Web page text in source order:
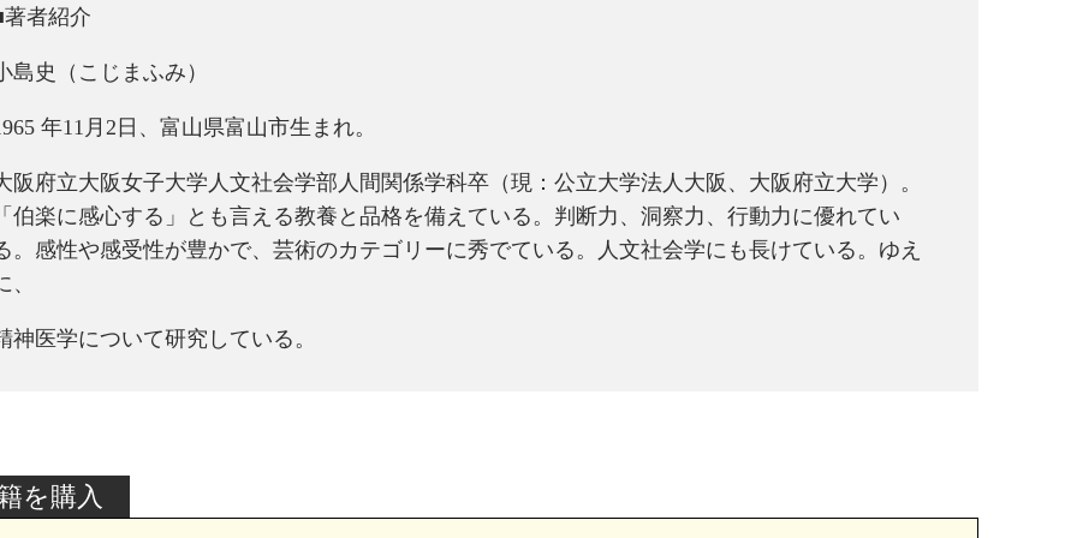
者紹介
島史（こじまふみ）
年11月2日、富山県富山市生まれ。
阪府立大阪女子大学人文社会学部人間関係学科卒（現：公立大学法人大阪、大阪府立大学）。
伯楽に感心する」とも言える教養と品格を備えている。判断力、洞察力、行動力に優れてい
。感性や感受性が豊かで、芸術のカテゴリーに秀でている。人文社会学にも長けている。ゆえ
、
神医学について研究している。
を購入